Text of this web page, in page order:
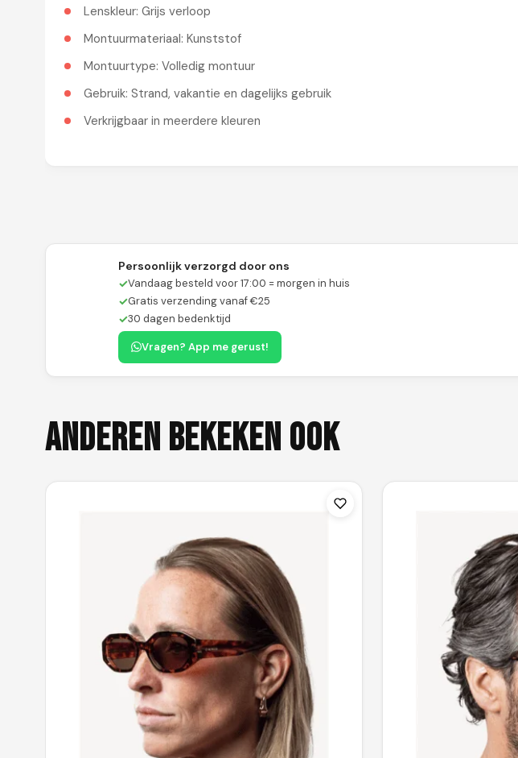
Lenskleur: Grijs verloop
Montuurmateriaal: Kunststof
Montuurtype: Volledig montuur
Gebruik: Strand, vakantie en dagelijks gebruik
Verkrijgbaar in meerdere kleuren
Persoonlijk verzorgd door ons
✓Vandaag besteld voor 17:00 = morgen in huis
✓Gratis verzending vanaf €25
✓30 dagen bedenktijd
Vragen? App me gerust!
Anderen bekeken ook